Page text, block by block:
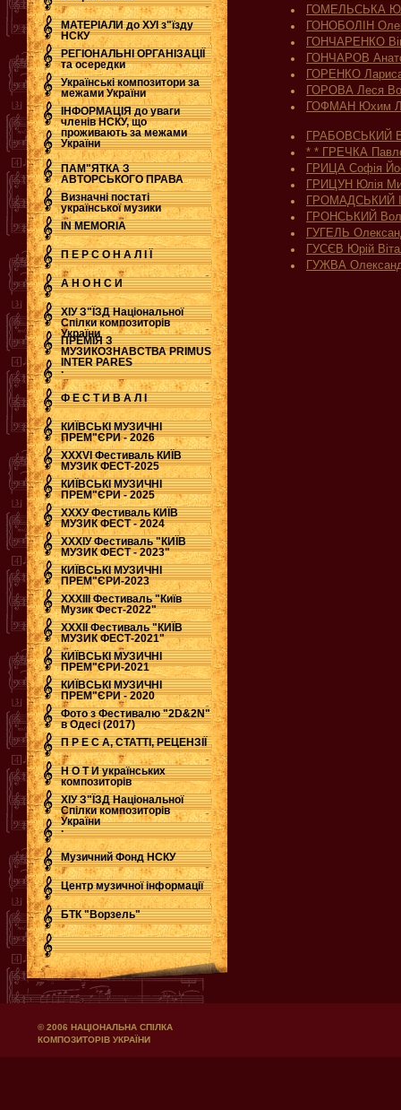
МАТЕРІАЛИ до ХУІ з"їзду
НСКУ
РЕГІОНАЛЬНІ ОРГАНІЗАЦІЇ
та осередки
Українські композитори за
межами України
ІНФОРМАЦІЯ до уваги
членів НСКУ, що
проживають за межами
України
ПАМ"ЯТКА З
АВТОРСЬКОГО ПРАВА
Визначні постаті
української музики
IN MEMORIA
П Е Р С О Н А Л І Ї
А Н О Н С И
ХІУ З"ЇЗД Національної
Спілки композиторів
України
ПРЕМІЯ З
МУЗИКОЗНАВСТВА PRIMUS
INTER PARES
.
Ф Е С Т И В А Л І
КИЇВСЬКІ МУЗИЧНІ
ПРЕМ"ЄРИ - 2026
ХХХVI Фестиваль КИЇВ
МУЗИК ФЕСТ-2025
КИЇВСЬКІ МУЗИЧНІ
ПРЕМ"ЄРИ - 2025
ХХХУ Фестиваль КИЇВ
МУЗИК ФЕСТ - 2024
ХХХІУ Фестиваль "КИЇВ
МУЗИК ФЕСТ - 2023"
КИЇВСЬКІ МУЗИЧНІ
ПРЕМ"ЄРИ-2023
ХХХІІІ Фестиваль "Київ
Музик Фест-2022"
ХХХІІ Фестиваль "КИЇВ
МУЗИК ФЕСТ-2021"
КИЇВСЬКІ МУЗИЧНІ
ПРЕМ"ЄРИ-2021
КИЇВСЬКІ МУЗИЧНІ
ПРЕМ"ЄРИ - 2020
Фото з Фестивалю "2D&2N"
в Одесі (2017)
П Р Е С А, СТАТТІ, РЕЦЕНЗІЇ
Н О Т И українських
композиторів
ХІУ З"ЇЗД Національної
Спілки композиторів
України
.
Музичний Фонд НСКУ
Центр музичної інформації
БТК "Ворзель"
ГОМЕЛЬСЬКА
ГОНОБОЛІН
ГОНЧАРЕНКО
ГОНЧАРОВ
ГОРЕНКО Лариса
ГОРОВА Леся
ГОФМАН Юхим
ГРАБОВСЬКИЙ
* * ГРЕЧКА
ГРИЦА Софія
ГРИЦУН Юлія
ГРОМАДСЬКИЙ
ГРОНСЬКИЙ
ГУГЕЛЬ
ГУСЄВ Юрій
ГУЖВА
© 2006 НАЦІОНАЛЬНА СПІЛКА
КОМПОЗИТОРІВ УКРАЇНИ